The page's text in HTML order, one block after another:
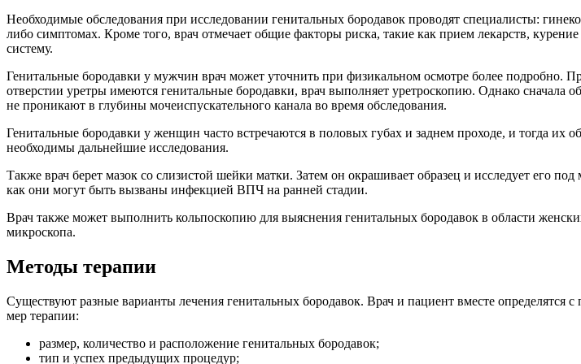
Необходимые обследования при исследовании генитальных бородавок проводят специалисты:
либо симптомах. Кроме того, врач отмечает общие факторы риска, такие как прием лекарств,
систему.
Генитальные бородавки у мужчин врач может уточнить при физикальном осмотре более подробно.
отверстии уретры имеются генитальные бородавки, врач выполняет уретроскопию. Однако
не проникают в глубины мочеиспускательного канала во время обследования.
Генитальные бородавки у женщин часто встречаются в половых губах и заднем проходе, и тогда их
необходимы дальнейшие исследования.
Также врач берет мазок со слизистой шейки матки. Затем он окрашивает образец и исследует его
как они могут быть вызваны инфекцией ВПЧ на ранней стадии.
Врач также может выполнить кольпоскопию для выяснения генитальных бородавок в области
микроскопа.
Методы терапии
Существуют разные варианты лечения генитальных бородавок. Врач и пациент вместе
мер терапии:
размер, количество и расположение генитальных бородавок;
тип и успех предыдущих процедур;